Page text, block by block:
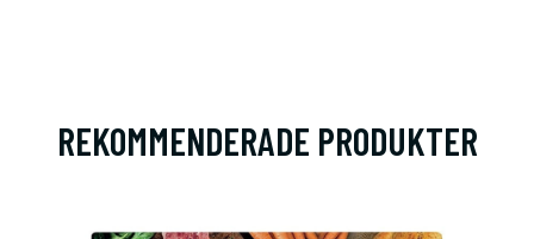
REKOMMENDERADE PRODUKTER